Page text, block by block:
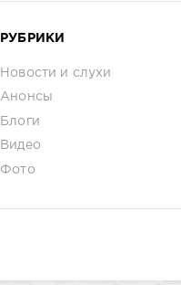
РУБРИКИ
Новости и слухи
Анонсы
Блоги
Видео
Фото